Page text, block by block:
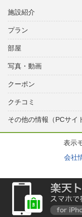
施設紹介
プラン
部屋
写真・動画
クーポン
クチコミ
その他の情報（PCサイ
表示
会社